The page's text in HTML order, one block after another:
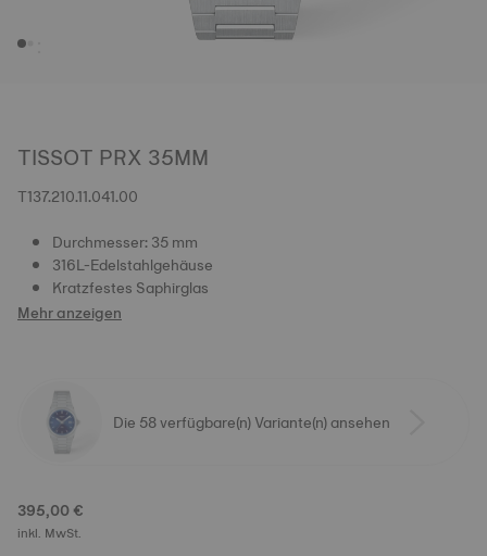
TISSOT PRX 35MM
T137.210.11.041.00
Durchmesser: 35 mm
316L-Edelstahlgehäuse
Kratzfestes Saphirglas
Mehr anzeigen
Die 58 verfügbare(n) Variante(n) ansehen
395,00 €
inkl. MwSt.